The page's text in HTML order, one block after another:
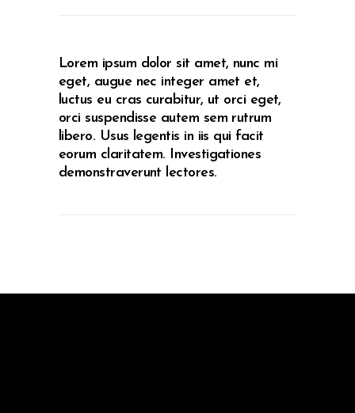
Lorem ipsum dolor sit amet, nunc mi
eget, augue nec integer amet et,
luctus eu cras curabitur, ut orci eget,
orci suspendisse autem sem rutrum
libero. Usus legentis in iis qui facit
eorum claritatem. Investigationes
demonstraverunt lectores.